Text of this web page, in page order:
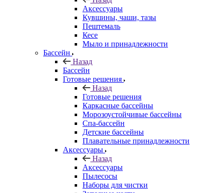
Аксессуары
Кувшины, чаши, тазы
Пештемаль
Кесе
Мыло и принадлежности
Бассейн
Назад
Бассейн
Готовые решения
Назад
Готовые решения
Каркасные бассейны
Морозоустойчивые бассейны
Спа-бассейн
Детские бассейны
Плавательные принадлежности
Аксессуары
Назад
Аксессуары
Пылесосы
Наборы для чистки